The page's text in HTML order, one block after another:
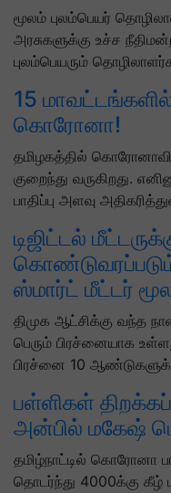
மூலம் புலம்பெயர்
அரசுகளுக்கு உச்ச
புலம்பெயரும்
15
கொரோனா!
தமிழகத்தில்
குறைந்து வருகிறது.
பாதிப்பு அளவு
டிஜிட்டல்
ஸ்மார்ட் மீட்டர்
திமுக ஆட்சிக்கு வந்த
பெரும் பிரச்னையாக
பிரச்னை 10
பள்ளிகள்
அன்பில் மகேஷ்
தமிழ்நாட்டில் கொரோனா
தொடர்ந்து 4000க்கு கீழ்